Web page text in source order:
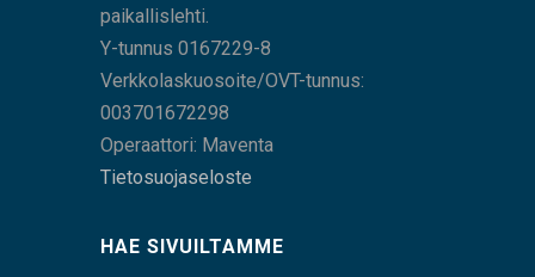
paikallislehti.
Y-tunnus 0167229-8
Verkkolaskuosoite/OVT-tunnus:
003701672298
Operaattori: Maventa
Tietosuojaseloste
HAE SIVUILTAMME